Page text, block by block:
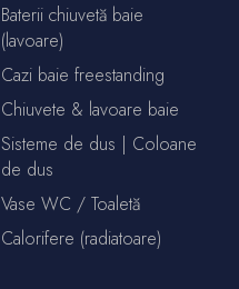
Baterii chiuvetă baie
(lavoare)
Cazi baie freestanding
Chiuvete & lavoare baie
Sisteme de dus | Coloane
de dus
Vase WC / Toaletă
Calorifere (radiatoare)